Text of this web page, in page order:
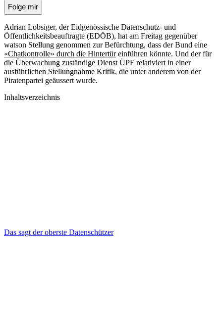
Folge mir
Adrian Lobsiger, der Eidgenössische Datenschutz- und
Öffentlichkeitsbeauftragte (EDÖB), hat am Freitag gegenüber
watson Stellung genommen zur Befürchtung, dass der Bund eine
«Chatkontrolle» durch die Hintertüreinführen könnte. Und der für
die Überwachung zuständige Dienst ÜPF relativiert in einer
ausführlichen Stellungnahme Kritik, die unter anderem von der
Piratenpartei geäussert wurde.
Inhaltsverzeichnis
Das sagt der oberste Datenschützer